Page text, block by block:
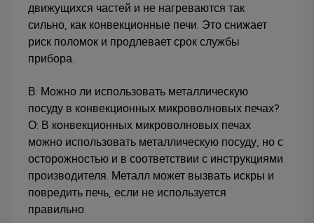
движущихся частей и не нагреваются так
сильно, как конвекционные печи. Это снижает
риск поломок и продлевает срок службы
прибора.
В: Можно ли использовать металлическую
посуду в конвекционных микроволновых печах?
О: В конвекционных микроволновых печах
можно использовать металлическую посуду, но с
осторожностью и в соответствии с инструкциями
производителя. Металл может вызвать искры и
повредить печь, если не используется
правильно.